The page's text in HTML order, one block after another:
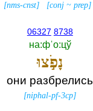
[conj ~prep]
[nms-cnst]
06327 8738
на:фˈо:цў
נָפֹ֣צוּ
они разбрелись
[niphal-pf-3cp]